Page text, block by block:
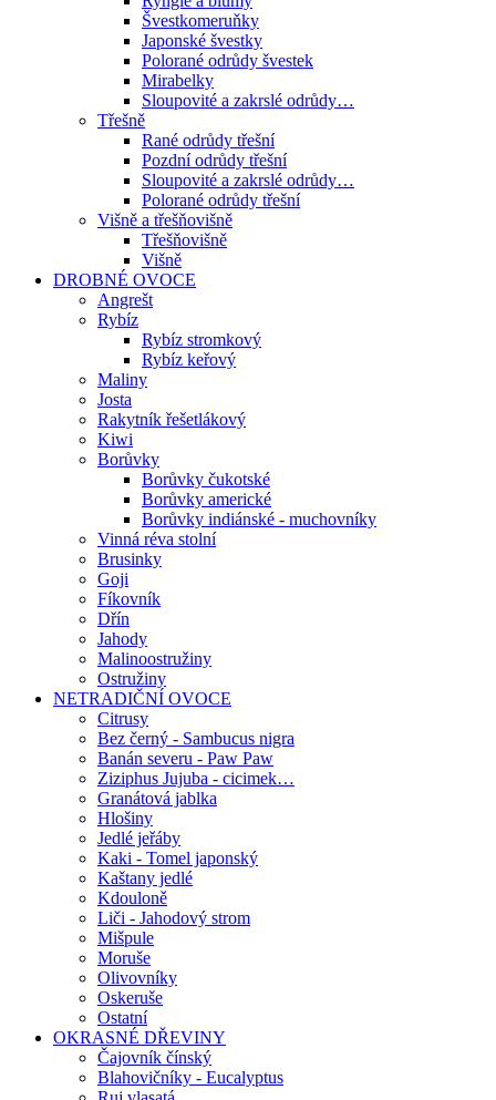
Švestkomeruňky
Japonské švestky
Polorané odrůdy švestek
Mirabelky
Sloupovité a zakrslé odrůdy…
Třešně
Rané odrůdy třešní
Pozdní odrůdy třešní
Sloupovité a zakrslé odrůdy…
Polorané odrůdy třešní
Višně a třešňovišně
Třešňovišně
Višně
DROBNÉ OVOCE
Angrešt
Rybíz
Rybíz stromkový
Rybíz keřový
Maliny
Josta
Rakytník řešetlákový
Kiwi
Borůvky
Borůvky čukotské
Borůvky americké
Borůvky indiánské - muchovníky
Vinná réva stolní
Brusinky
Goji
Fíkovník
Dřín
Jahody
Malinoostružiny
Ostružiny
NETRADIČNÍ OVOCE
Citrusy
Bez černý - Sambucus nigra
Banán severu - Paw Paw
Ziziphus Jujuba - cicimek…
Granátová jablka
Hlošiny
Jedlé jeřáby
Kaki - Tomel japonský
Kaštany jedlé
Kdouloně
Liči - Jahodový strom
Mišpule
Moruše
Olivovníky
Oskeruše
Ostatní
OKRASNÉ DŘEVINY
Čajovník čínský
Blahovičníky - Eucalyptus